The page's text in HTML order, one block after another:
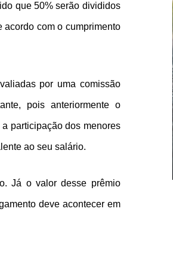
que 50% serão divididos
acordo com o cumprimento
por uma comissão
pois anteriormente o
participação dos menores
ao seu salário.
Já o valor desse prêmio
deve acontecer em